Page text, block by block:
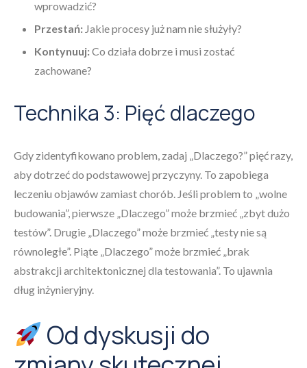
wprowadzić?
Przestań: Jakie procesy już nam nie służyły?
Kontynuuj:Co działa dobrze i musi zostać
zachowane?
Technika 3: Pięć dlaczego
Gdy zidentyfikowano problem, zadaj „Dlaczego?” pięć razy,
aby dotrzeć do podstawowej przyczyny. To zapobiega
leczeniu objawów zamiast chorób. Jeśli problem to „wolne
budowania”, pierwsze „Dlaczego” może brzmieć „zbyt dużo
testów”. Drugie „Dlaczego” może brzmieć „testy nie są
równoległe”. Piąte „Dlaczego” może brzmieć „brak
abstrakcji architektonicznej dla testowania”. To ujawnia
dług inżynieryjny.
Od dyskusji do